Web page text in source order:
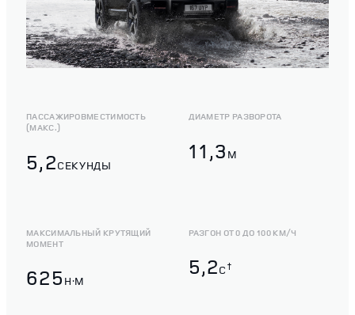
ПАССАЖИРОВМЕСТИМОСТЬ
(МАКС.)
5,2СЕКУНДЫ
ДИАМЕТР РАЗВОРОТА
11,3 M
МАКСИМАЛЬНЫЙ КРУТЯЩИЙ
МОМЕНТ
625 Н·М
РАЗГОН ОТ 0 ДО 100 КМ/Ч
5,2C †